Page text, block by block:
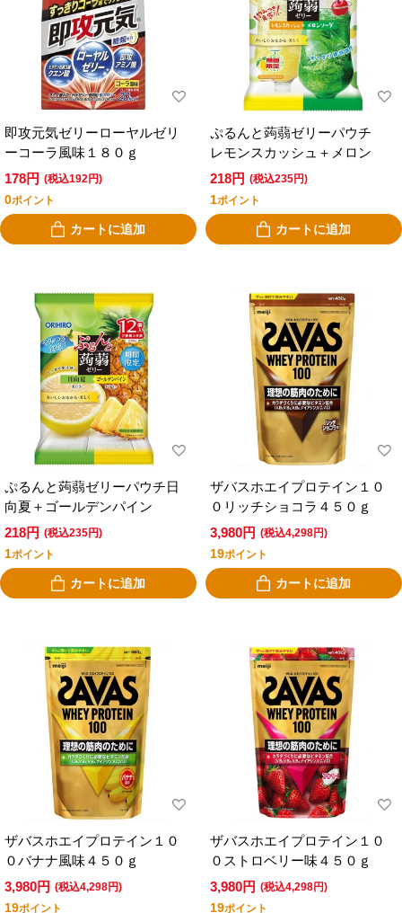
即攻元気ゼリーローヤルゼリ
ーコーラ風味１８０ｇ
178円 (税込192円)
0ポイント
カートに追加
ぷるんと蒟蒻ゼリーパウチ
レモンスカッシュ＋メロン
218円 (税込235円)
1ポイント
カートに追加
ぷるんと蒟蒻ゼリーパウチ日
向夏＋ゴールデンパイン
218円 (税込235円)
1ポイント
カートに追加
ザバスホエイプロテイン１０
０リッチショコラ４５０ｇ
3,980円 (税込4,298円)
19ポイント
カートに追加
ザバスホエイプロテイン１０
０バナナ風味４５０ｇ
3,980円 (税込4,298円)
19ポイント
ザバスホエイプロテイン１０
０ストロベリー味４５０ｇ
3,980円 (税込4,298円)
19ポイント